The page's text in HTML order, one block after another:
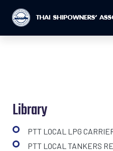
Library
PTT LOCAL LPG
PTT LOCAL TANKERS